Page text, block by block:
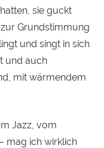
sie guckt
Grundstimmung
und singt in sich
und auch
mit wärmendem
Jazz, vom
mag ich wirklich